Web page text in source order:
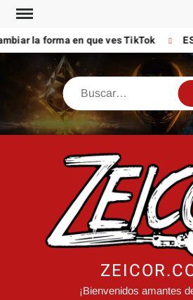
Saltar
contenidola forma en que ves TikTok
Buscar
¡Bienvenidos amantes